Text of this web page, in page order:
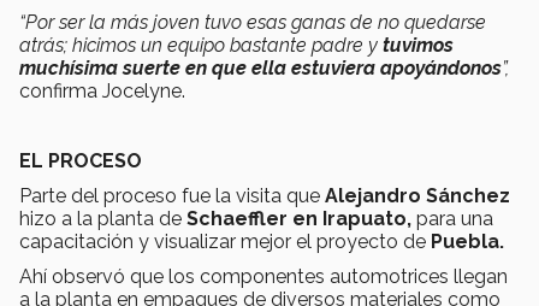
“Por ser la más joven tuvo esas ganas de no quedarse
atrás; hicimos un equipo bastante padre y tuvimos
muchísima suerte en que ella estuviera apoyándonos”,
confirma Jocelyne.
EL PROCESO
Parte del proceso fue la visita que Alejandro Sánchez
hizo a la planta de Schaeffler en Irapuato, para una
capacitación y visualizar mejor el proyecto de Puebla.
Ahí observó que los componentes automotrices llegan
a la planta en empaques de diversos materiales como